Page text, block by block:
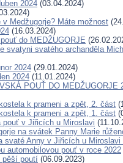
2024 (03.04.2024)
Medžugorje? Máte možnost
(16.03.2024)
do MEDŽUGORJE
svatyni svatého archanděla
2024 (29.01.2024)
2024 (11.01.2024)
POUŤ DO
k prameni a zpět, 2. část
k prameni a zpět, 1. část
pouť v Jiřicích u Miroslavi
na svátek Panny Marie
svaté Anny v Jiřicích u
automobilovou pouť v roce 2022
pěší poutí (06.09.2023)